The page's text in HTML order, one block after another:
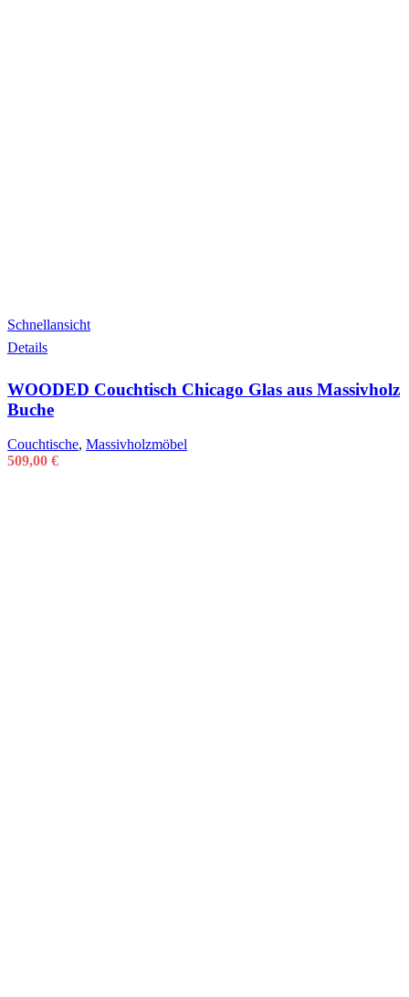
Schnellansicht
Details
WOODED Couchtisch Chicago Glas aus Massivholz
Buche
Couchtische, Massivholzmöbel
509,00 €